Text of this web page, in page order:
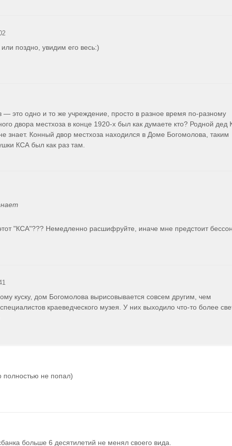
поздно, увидим его весь:)
— это одно и то же учреждение, просто в разное время по-разному
двора местхоза в конце 1920-х был как думаете кто? Родной дед
знает. Конный двор местхоза находился в Доме Богомолова, таким
КСА был как раз там.
куску, дом Богомолова вырисовывается совсем другим, чем
краеведческого музея. У них выходило что-то более
полностью не попал)
больше 6 десятилетий не менял своего вида.